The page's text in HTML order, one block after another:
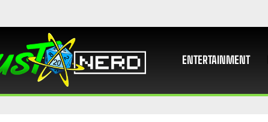
ENTERTAINMENT